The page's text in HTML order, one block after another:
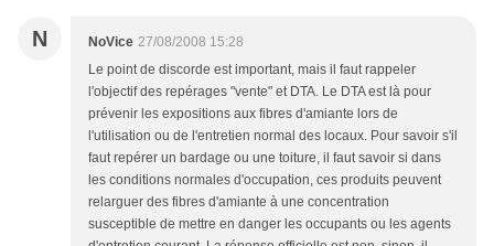
N NoVice 27/08/2008 15:28
Le point de discorde est important, mais il faut rappeler
l'objectif des repérages "vente" et DTA. Le DTA est là pour
prévenir les expositions aux fibres d'amiante lors de
l'utilisation ou de l'entretien normal des locaux. Pour savoir s'il
faut repérer un bardage ou une toiture, il faut savoir si dans
les conditions normales d'occupation, ces produits peuvent
relarguer des fibres d'amiante à une concentration
susceptible de mettre en danger les occupants ou les agents